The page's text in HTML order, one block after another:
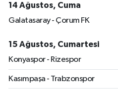
14 Ağustos, Cuma
Galatasaray - Çorum FK
15 Ağustos, Cumartesi
Konyaspor - Rizespor
Kasımpaşa - Trabzonspor